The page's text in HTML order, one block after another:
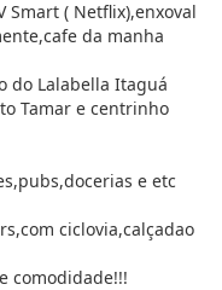
Smart ( Netflix),enxoval
da manha
do Lalabella Itaguá
Tamar e centrinho
e etc
ciclovia,calçadao
comodidade!!!